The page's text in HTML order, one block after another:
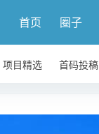
首页 圈子
项目精选 首码投稿